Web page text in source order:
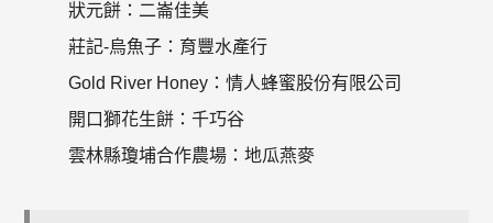
狀元餅：二崙佳美
莊記-烏魚子：育豐水產行
Gold River Honey：情人蜂蜜股份有限公司
開口獅花生餅：千巧谷
雲林縣瓊埔合作農場：地瓜燕麥